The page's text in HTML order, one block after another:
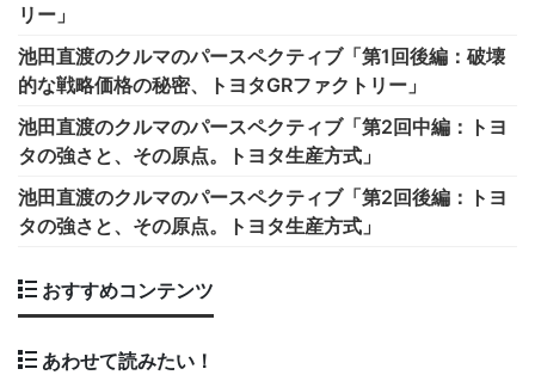
リー」
池田直渡のクルマのパースペクティブ「第1回後編：破壊
的な戦略価格の秘密、トヨタGRファクトリー」
池田直渡のクルマのパースペクティブ「第2回中編：トヨ
タの強さと、その原点。トヨタ生産方式」
池田直渡のクルマのパースペクティブ「第2回後編：トヨ
タの強さと、その原点。トヨタ生産方式」
おすすめコンテンツ
あわせて読みたい！